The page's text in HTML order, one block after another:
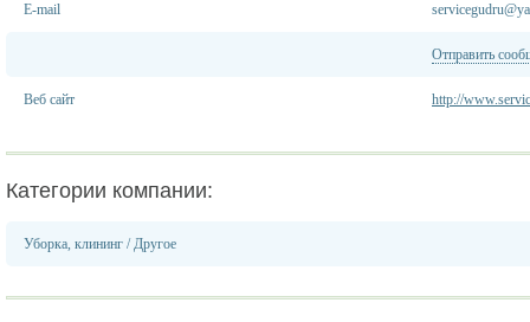
E-mail
Отправить
Веб сайт http://
Категории компании:
Уборка, клининг /Другое